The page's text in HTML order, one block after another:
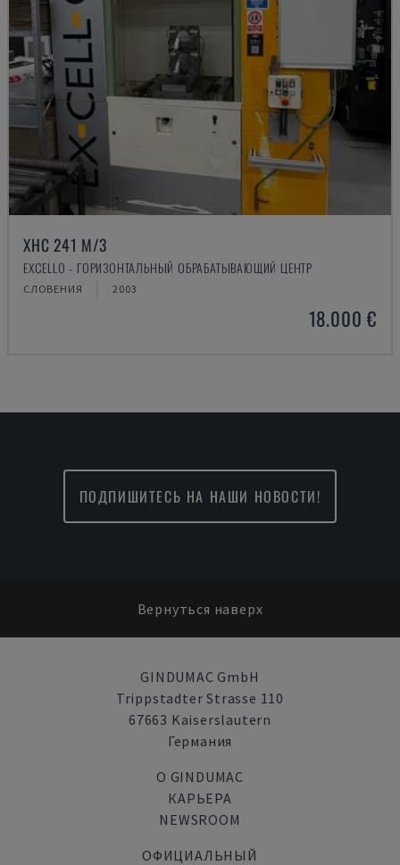
XHC 241 M/3
EXCELLO - ГОРИЗОНТАЛЬНЫЙ ОБРАБАТЫВАЮЩИЙ ЦЕНТР
СЛОВЕНИЯ 2003
18.000 €
ПОДПИШИТЕСЬ НА НАШИ НОВОСТИ!
Вернуться наверх
GINDUMAC GmbH
Trippstadter Strasse 110
67663 Kaiserslautern
Германия
О GINDUMAC
КАРЬЕРА
NEWSROOM
ОФИЦИАЛЬНЫЙ